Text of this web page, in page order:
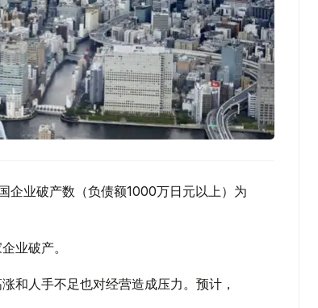
企业破产数（负债额1000万日元以上）为
业破产。
和人手不足也对经营造成压力。预计，